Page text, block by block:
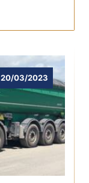
20/03/2023